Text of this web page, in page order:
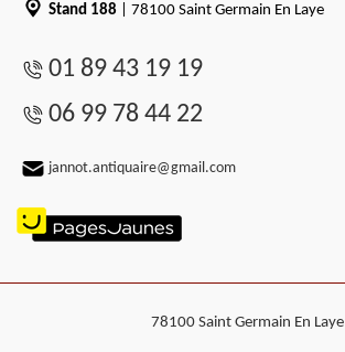
Stand 188 | 78100 Saint Germain En Laye
01 89 43 19 19
06 99 78 44 22
jannot.antiquaire@gmail.com
78100 Saint Germain En Laye